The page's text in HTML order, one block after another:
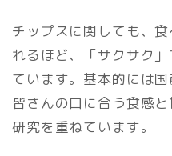
チップスに関しても、
れるほど、「サクサク
ています。基本的には
皆さんの口に合う食感
研究を重ねています。